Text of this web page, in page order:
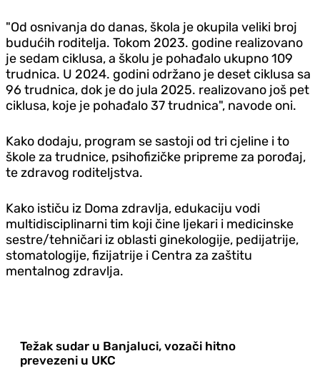
"Od osnivanja do danas, škola je okupila veliki broj
budućih roditelja. Tokom 2023. godine realizovano
je sedam ciklusa, a školu je pohađalo ukupno 109
trudnica. U 2024. godini održano je deset ciklusa sa
96 trudnica, dok je do jula 2025. realizovano još pet
ciklusa, koje je pohađalo 37 trudnica", navode oni.
Kako dodaju, program se sastoji od tri cjeline i to
škole za trudnice, psihofizičke pripreme za porođaj,
te zdravog roditeljstva.
Kako ističu iz Doma zdravlja, edukaciju vodi
multidisciplinarni tim koji čine ljekari i medicinske
sestre/tehničari iz oblasti ginekologije, pedijatrije,
stomatologije, fizijatrije i Centra za zaštitu
mentalnog zdravlja.
Težak sudar u Banjaluci, vozači hitno
prevezeni u UKC